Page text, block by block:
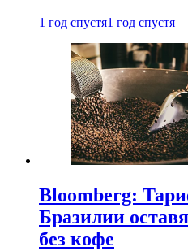
1 год спустя1 год спустя
Bloomberg:
Бразилии
без кофе